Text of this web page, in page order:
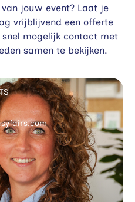
jouw event? Laat je
vrijblijvend een offerte
mogelijk contact met
samen te bekijken.